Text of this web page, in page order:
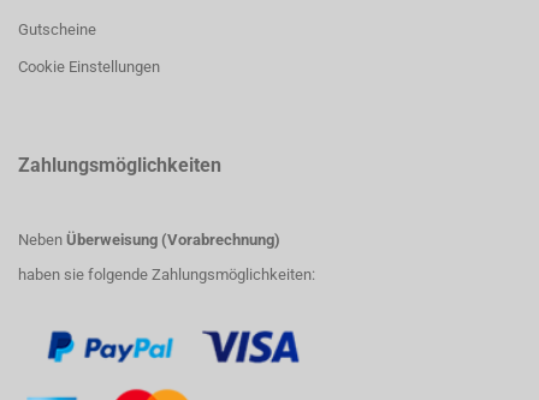
Gutscheine
Cookie Einstellungen
Zahlungsmöglichkeiten
Neben Überweisung (Vorabrechnung)
haben sie folgende Zahlungsmöglichkeiten: